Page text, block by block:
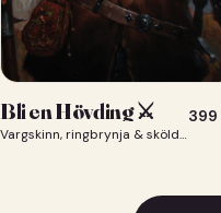
Bli en Hövding ⚔️
Vargskinn, ringbrynja & sköld — du som nordisk krigsherre ⚔️
399